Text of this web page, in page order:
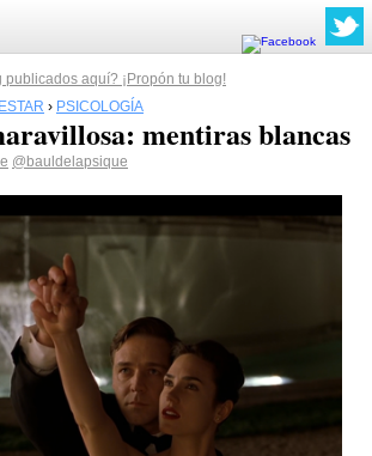
aquí? ¡Propón tu blog!
› PSICOLOGÍA
mentiras blancas
@bauldelapsique